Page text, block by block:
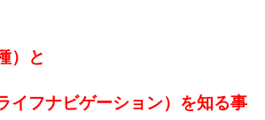
）と
イフナビゲーション）を知る事